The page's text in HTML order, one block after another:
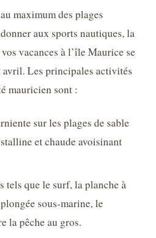
maximum des plages
aux sports nautiques, la
vacances à l’île Maurice se
avril. Les principales activités
mauricien sont :
sur les plages de sable
et chaude avoisinant
tels que le surf, la planche à
sous-marine, le
la pêche au gros.